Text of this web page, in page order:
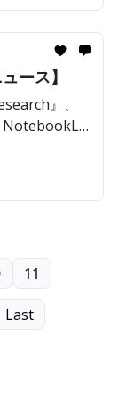
ース】
』、
ースが多数!!️
11
Last